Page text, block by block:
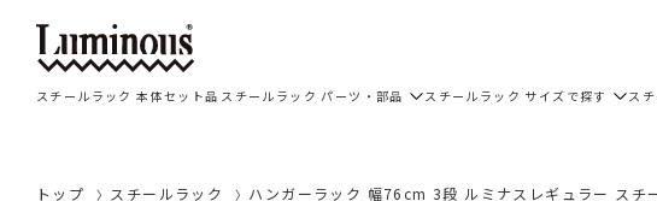
スチールラック 本体セット品 スチールラック パーツ・部品 スチールラック サイズで探す ス
トップ スチールラック ハンガーラック 幅76cm 3段 ルミナスレギュラー ス